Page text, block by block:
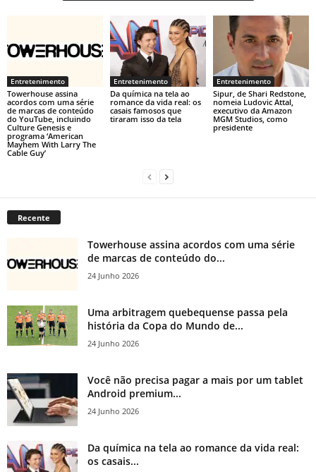
Entretenimento
Towerhouse assina
acordos com uma série
de marcas de conteúdo
do YouTube, incluindo
Culture Genesis e
programa ‘American
Mayhem With Larry The
Cable Guy’
Entretenimento
Da química na tela ao
romance da vida real: os
casais famosos que
tiraram isso da tela
Entretenimento
Sipur, de Shari Redstone,
nomeia Ludovic Attal,
executivo da Amazon
MGM Studios, como
presidente
Recente
Towerhouse assina acordos com uma série
de marcas de conteúdo do...
24 Junho 2026
Uma arbitragem quebequense passa pela
história da Copa do Mundo de...
24 Junho 2026
Você não precisa pagar a mais por um tablet
Android premium...
24 Junho 2026
Da química na tela ao romance da vida real:
os casais...